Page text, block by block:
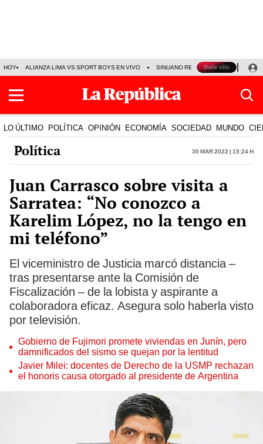
HOY ALIANZA LIMA VS SPORT BOYS EN VIVO SINUANO RESULTADOS HOY
LO ÚLTIMO POLÍTICA OPINIÓN ECONOMÍA SOCIEDAD MUNDO
Política 30 Mar 2022 | 15:24 h
Juan Carrasco sobre visita a
Sarratea: “No conozco a
Karelim López, no la tengo en
mi teléfono”
El viceministro de Justicia marcó distancia –
tras presentarse ante la Comisión de
Fiscalización – de la lobista y aspirante a
colaboradora eficaz. Asegura solo haberla visto
por televisión.
Gobierno de Fujimori promete viviendas en Junín, pero
damnificados del sismo se quejan por la lentitud
Javier Milei: docentes de Derecho de la USMP rechazan
el honoris causa otorgado al presidente de Argentina